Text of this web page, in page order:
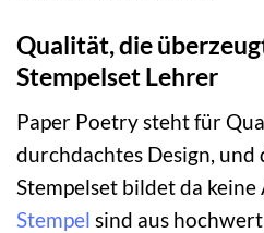
Qualität, die
Stempelset Lehrer
Paper Poetry steht für
durchdachtes Design, und
Stempelset bildet da keine
Stempel sind aus